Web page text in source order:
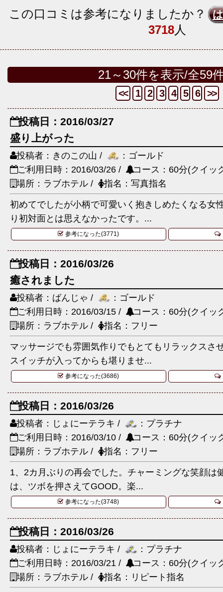
この口コミは参考になりましたか？
3718人
21～30件を表示/全59
<< 1 2 3 4 5 6 >>
投稿日：2016/03/27
盛り上がった
投稿者：きのこの山 /
：ゴールド
ご利用日時：2016/03/26 /
コース：60分(クイ
場所：ラブホテル /
指名：写真指名
初めてでしたが小柄で可愛いく抱きしめたくなる女
り初対面とは思えなかったです。...
参考になった(3771)
投稿日：2016/03/26
癒されました
投稿者：ばんじゃ /
：ゴールド
ご利用日時：2016/03/15 /
コース：60分(クイ
場所：ラブホテル /
指名：フリー
マッサージでも雰囲気作りでもとてもリラックスさ
スイッチが入ってからも堪りませ...
参考になった(3686)
投稿日：2016/03/26
投稿者：じょにーテラキ /
：プラチナ
ご利用日時：2016/03/10 /
コース：60分(クイ
場所：ラブホテル /
指名：フリー
1、2カ月ぶりの再会でした。チャーミングな笑顔は
は、ツボを押さえてGOOD。楽...
参考になった(3748)
投稿日：2016/03/26
投稿者：じょにーテラキ /
：プラチナ
ご利用日時：2016/03/21 /
コース：60分(クイ
場所：ラブホテル /
指名：リピート指名